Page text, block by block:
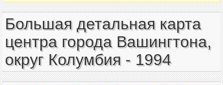
Большая детальная карта
центра города Вашингтона,
округ Колумбия - 1994